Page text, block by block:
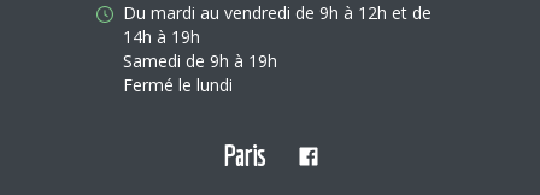
Du mardi au vendredi de 9h à 12h et de
14h à 19h
Samedi de 9h à 19h
Fermé le lundi
Paris